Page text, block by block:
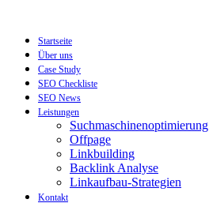
wechselnStartseite
Über uns
Case Study
SEO Checkliste
SEO News
Leistungen
Suchmaschinenoptimierung
Offpage
Linkbuilding
Backlink Analyse
Linkaufbau-Strategien
Kontakt